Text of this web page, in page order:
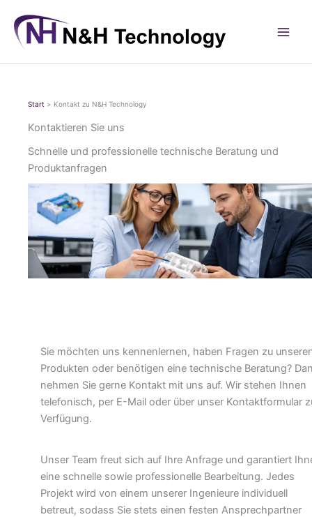
Inhalt
springen
Start Kontakt zu N&H Technology
Kontaktieren Sie uns
Schnelle und professionelle technische Beratung und
Produktanfragen
Sie möchten uns kennenlernen, haben Fragen zu
Produkten oder benötigen eine technische Beratung?
nehmen Sie gerne Kontakt mit uns auf. Wir stehen Ihnen
telefonisch, per E-Mail oder über unser Kontaktformular
Verfügung.
Unser Team freut sich auf Ihre Anfrage und garantiert
eine schnelle sowie professionelle Bearbeitung. Jedes
Projekt wird von einem unserer Ingenieure individuell
betreut, sodass Sie stets einen festen Ansprechpartner